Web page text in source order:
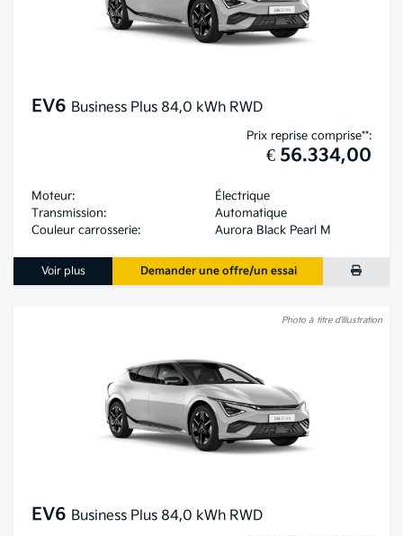
EV6 Business Plus 84,0 kWh RWD
Prix reprise comprise**:
€ 56.334,00
Moteur:
Électrique
Transmission:
Automatique
Couleur carrosserie:
Aurora Black Pearl M
Voir plus Demander une offre/un essai
Photo à titre d’illustration
EV6 Business Plus 84,0 kWh RWD